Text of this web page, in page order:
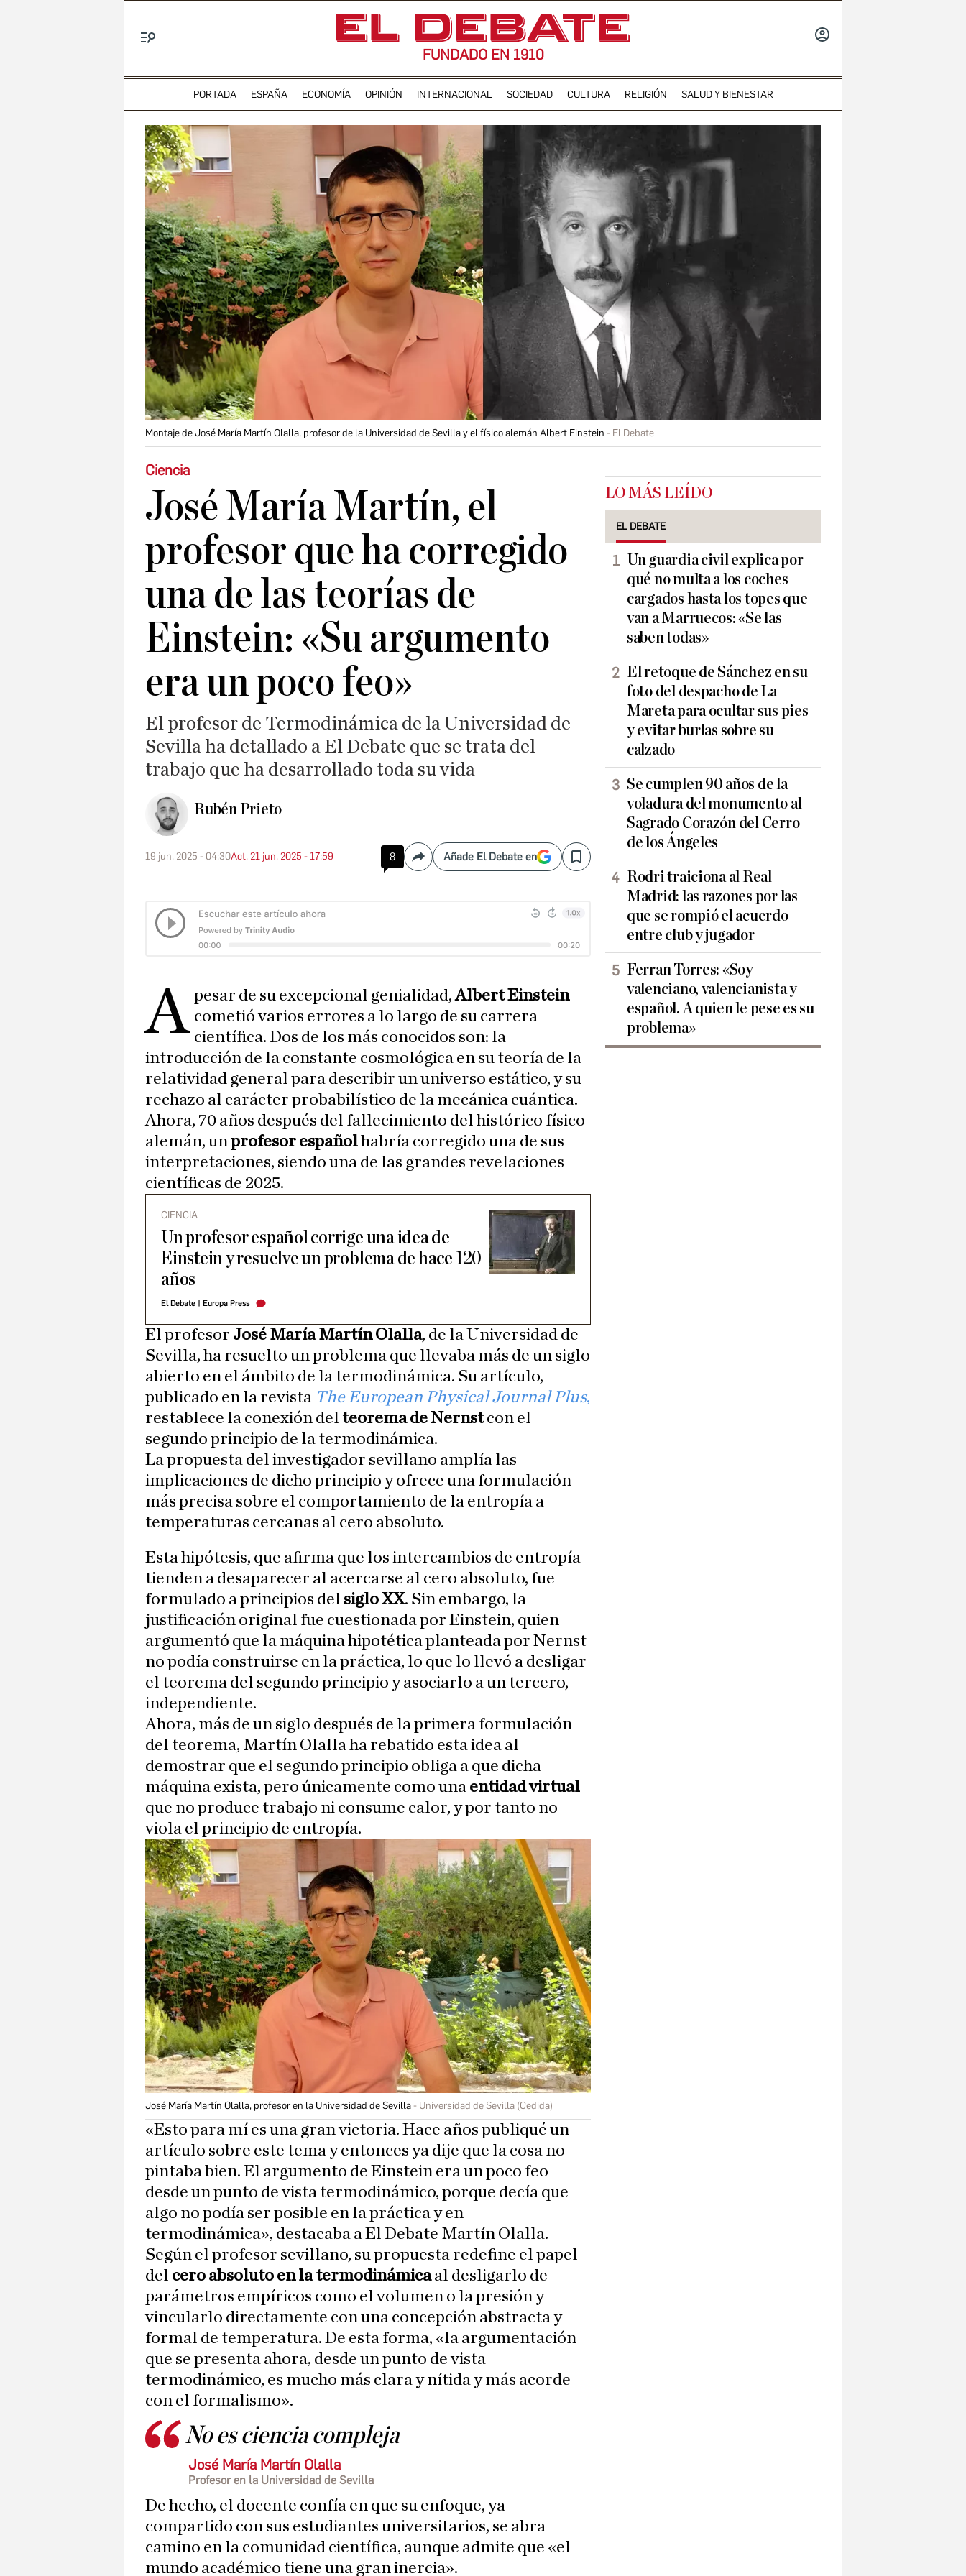
FUNDADO EN 1910
PORTADA ESPAÑA ECONOMÍA OPINIÓN INTERNACIONAL SOCIEDAD CULTURA RELIGIÓN SALUD Y BIENESTAR
Montaje de José María Martín Olalla, profesor de la Universidad de Sevilla y el físico alemán Albert Einstein El Debate
Ciencia
José María Martín, el
profesor que ha corregido
una de las teorías de
Einstein: «Su argumento
era un poco feo»
El profesor de Termodinámica de la Universidad de
Sevilla ha detallado a El Debate que se trata del
trabajo que ha desarrollado toda su vida
Rubén Prieto
19 jun. 2025 - 04:30Act. 21 jun. 2025 - 17:59 8 CompartirAñade El Debate en Save
A pesar de su excepcional genialidad,Albert Einstein
cometió varios errores a lo largo de su carrera
científica. Dos de los más conocidos son: la
introducción de la constante cosmológica en su teoría de la
relatividad general para describir un universo estático, y su
rechazo al carácter probabilístico de la mecánica cuántica.
Ahora, 70 años después del fallecimiento del histórico físico
alemán, unprofesor españolhabría corregido una de sus
interpretaciones, siendo una de las grandes revelaciones
científicas de 2025.
CIENCIA
Un profesor español corrige una idea de
Einstein y resuelve un problema de hace 120
años
El Debate Europa Press
El profesor José María Martín Olalla, de la Universidad de
Sevilla, ha resuelto un problema que llevaba más de un siglo
abierto en el ámbito de la termodinámica. Su artículo,
publicado en la revista The European Physical Journal Plus,
restablece la conexión del teorema de Nernstcon el
segundo principio de la termodinámica.
La propuesta del investigador sevillano amplía las
implicaciones de dicho principio y ofrece una formulación
más precisa sobre el comportamiento de la entropía a
temperaturas cercanas al cero absoluto.
Esta hipótesis, que afirma que los intercambios de entropía
tienden a desaparecer al acercarse al cero absoluto, fue
formulado a principios del siglo XX. Sin embargo, la
justificación original fue cuestionada por Einstein, quien
argumentó que la máquina hipotética planteada por Nernst
no podía construirse en la práctica, lo que lo llevó a desligar
el teorema del segundo principio y asociarlo a un tercero,
independiente.
Ahora, más de un siglo después de la primera formulación
del teorema, Martín Olalla ha rebatido esta idea al
demostrar que el segundo principio obliga a que dicha
máquina exista, pero únicamente como una entidad virtual
que no produce trabajo ni consume calor, y por tanto no
viola el principio de entropía.
José María Martín Olalla, profesor en la Universidad de Sevilla Universidad de Sevilla (Cedida)
«Esto para mí es una gran victoria. Hace años publiqué un
artículo sobre este tema y entonces ya dije que la cosa no
pintaba bien. El argumento de Einstein era un poco feo
desde un punto de vista termodinámico, porque decía que
algo no podía ser posible en la práctica y en
termodinámica», destacaba a El Debate Martín Olalla.
Según el profesor sevillano, su propuesta redefine el papel
del cero absoluto en la termodinámicaal desligarlo de
parámetros empíricos como el volumen o la presión y
vincularlo directamente con una concepción abstracta y
formal de temperatura. De esta forma, «la argumentación
que se presenta ahora, desde un punto de vista
termodinámico, es mucho más clara y nítida y más acorde
con el formalismo».
No es ciencia compleja
José María Martín Olalla
Profesor en la Universidad de Sevilla
De hecho, el docente confía en que su enfoque, ya
compartido con sus estudiantes universitarios, se abra
camino en la comunidad científica, aunque admite que «el
mundo académico tiene una gran inercia».
LO MÁS LEÍDO
EL DEBATE
Un guardia civil explica por
qué no multa a los coches
cargados hasta los topes que
van a Marruecos: «Se las
saben todas»
El retoque de Sánchez en su
foto del despacho de La
Mareta para ocultar sus pies
y evitar burlas sobre su
calzado
Se cumplen 90 años de la
voladura del monumento al
Sagrado Corazón del Cerro
de los Ángeles
Rodri traiciona al Real
Madrid: las razones por las
que se rompió el acuerdo
entre club y jugador
Ferran Torres: «Soy
valenciano, valencianista y
español. A quien le pese es su
problema»